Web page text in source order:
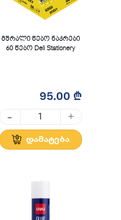
მშრალი წებო ნაკრები
60 წებო Deli Stationery
95.00 ₾
- +
დამატება